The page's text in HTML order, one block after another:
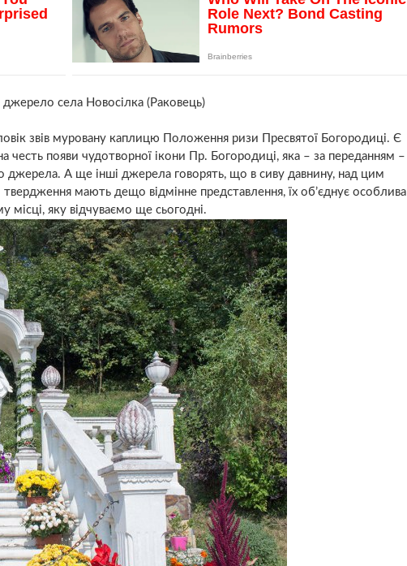
села Новосілка (Раковець)
звів муровану каплицю Положення ризи Пресвятої Богородиці. Є
появи чудoтворної ікони Пр. Богородиці, яка – за переданням –
джерела. А ще інші джерела говорять, що в сиву давнину, над цим
мають дещо відмінне представлення, їх об’єднує особлива
яку відчуваємо ще сьогодні.